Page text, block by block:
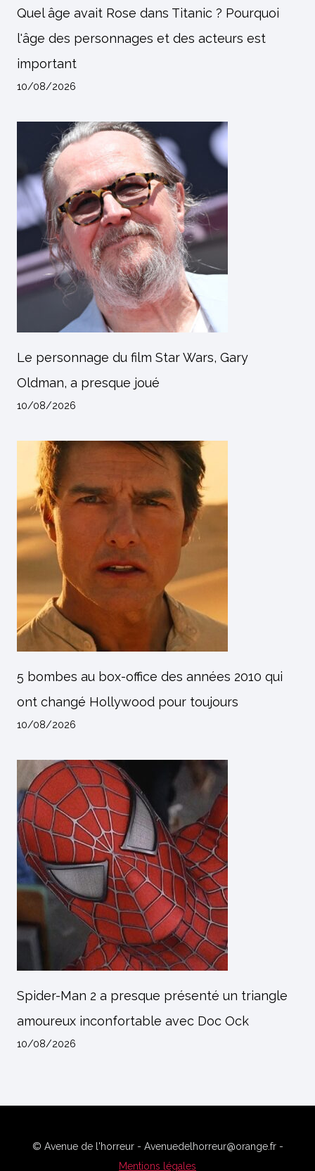
Quel âge avait Rose dans Titanic ? Pourquoi
l'âge des personnages et des acteurs est
important
10/08/2026
Le personnage du film Star Wars, Gary
Oldman, a presque joué
10/08/2026
5 bombes au box-office des années 2010 qui
ont changé Hollywood pour toujours
10/08/2026
Spider-Man 2 a presque présenté un triangle
amoureux inconfortable avec Doc Ock
10/08/2026
© Avenue de l'horreur - Avenuedelhorreur@orange.fr -
Mentions légales